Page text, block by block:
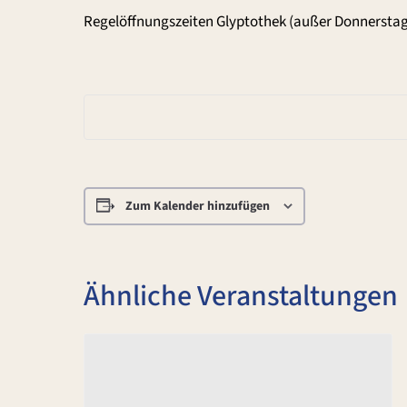
Regelöffnungszeiten Glyptothek (außer
Zum Kalender hinzufügen
Ähnliche Veranstaltungen